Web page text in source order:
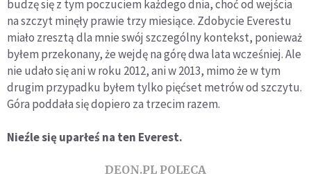
budzę się z tym poczuciem każdego dnia, choć od wejścia
na szczyt minęły prawie trzy miesiące. Zdobycie Everestu
miało zresztą dla mnie swój szczególny kontekst, ponieważ
byłem przekonany, że wejdę na górę dwa lata wcześniej. Ale
nie udało się ani w roku 2012, ani w 2013, mimo że w tym
drugim przypadku byłem tylko pięćset metrów od szczytu.
Góra poddała się dopiero za trzecim razem.
Nieźle się uparłeś na ten Everest.
DEON.PL POLECA